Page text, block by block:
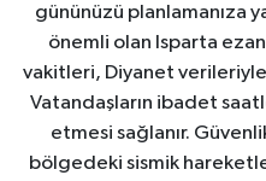
gününüzü planlamanıza
önemli olan Isparta
vakitleri, Diyanet verileriyle
Vatandaşların ibadet
etmesi sağlanır.
bölgedeki sismik